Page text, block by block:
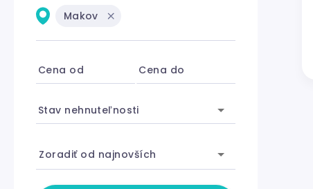
Makov
Cena od Cena do
Stav nehnuteľnosti
Zoradiť od najnovších